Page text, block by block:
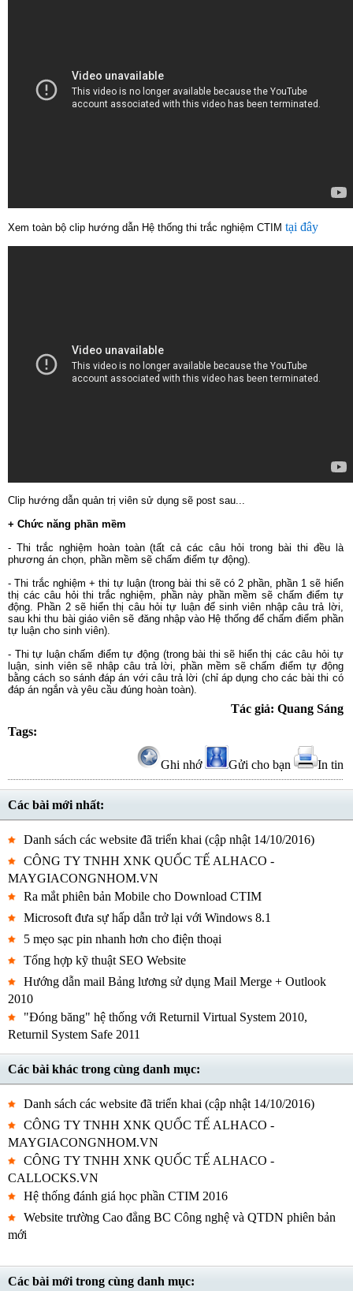
Xem toàn bộ clip hướng dẫn Hệ thống thi trắc nghiệm CTIM tại đây
Clip hướng dẫn quản trị viên sử dụng sẽ post sau...
+ Chức năng phần mềm
- Thi trắc nghiệm hoàn toàn (tất cả các câu hỏi trong bài thi đều là
phương án chọn, phần mềm sẽ chấm điểm tự động).
- Thi trắc nghiệm + thi tự luận (trong bài thi sẽ có 2 phần, phần 1 sẽ hiển
thị các câu hỏi thi trắc nghiệm, phần này phần mềm sẽ chấm điểm tự
động. Phần 2 sẽ hiển thị câu hỏi tự luận để sinh viên nhập câu trả lời,
sau khi thu bài giáo viên sẽ đăng nhập vào Hệ thống để chấm điểm phần
tự luận cho sinh viên).
- Thi tự luận chấm điểm tự động (trong bài thi sẽ hiển thị các câu hỏi tự
luận, sinh viên sẽ nhập câu trả lời, phần mềm sẽ chấm điểm tự động
bằng cách so sánh đáp án với câu trả lời (chỉ áp dụng cho các bài thi có
đáp án ngắn và yêu cầu đúng hoàn toàn).
Tác giả: Quang Sáng
Tags:
Ghi nhớ Gửi cho bạn In tin
Các bài mới nhất:
Danh sách các website đã triển khai (cập nhật 14/10/2016)
CÔNG TY TNHH XNK QUỐC TẾ ALHACO -
MAYGIACONGNHOM.VN
Ra mắt phiên bản Mobile cho Download CTIM
Microsoft đưa sự hấp dẫn trở lại với Windows 8.1
5 mẹo sạc pin nhanh hơn cho điện thoại
Tổng hợp kỹ thuật SEO Website
Hướng dẫn mail Bảng lương sử dụng Mail Merge + Outlook
2010
"Đóng băng" hệ thống với Returnil Virtual System 2010,
Returnil System Safe 2011
Các bài khác trong cùng danh mục:
Danh sách các website đã triển khai (cập nhật 14/10/2016)
CÔNG TY TNHH XNK QUỐC TẾ ALHACO -
MAYGIACONGNHOM.VN
CÔNG TY TNHH XNK QUỐC TẾ ALHACO -
CALLOCKS.VN
Hệ thống đánh giá học phần CTIM 2016
Website trường Cao đẳng BC Công nghệ và QTDN phiên bản
mới
Các bài mới trong cùng danh mục: